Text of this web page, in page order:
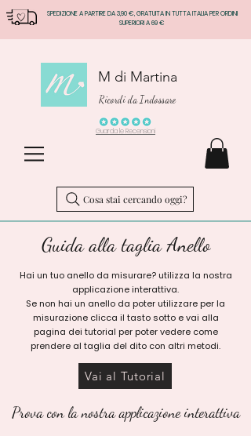
SPEDIZIONE A PARTIRE DA 3,90 €, GRATUITA IN TUTTA ITALIA PER ORDINI
SUPERIORI A 69 €
M di Martina
Ricordi da Indossare
Guarda le Recensioni
Cosa stai cercando oggi?
Guida alla taglia Anello
Hai un tuo anello da misurare? utilizza la nostra
applicazione interattiva.
Se non hai un anello da poter utilizzare per la
misurazione clicca il tasto sotto e vai alla
pagina dei tutorial per poter vedere come
prendere al taglia del dito con altri metodi.
Vai al Tutorial
Prova con la nostra applicazione interattiva